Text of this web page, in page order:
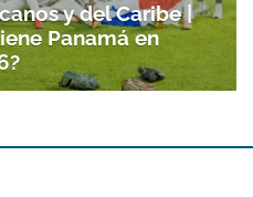
y del Caribe |
Panamá en